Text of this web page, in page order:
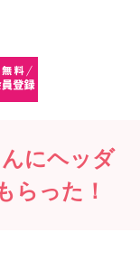
にヘッダ
らった！